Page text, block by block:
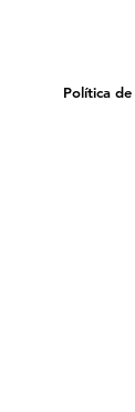
Política